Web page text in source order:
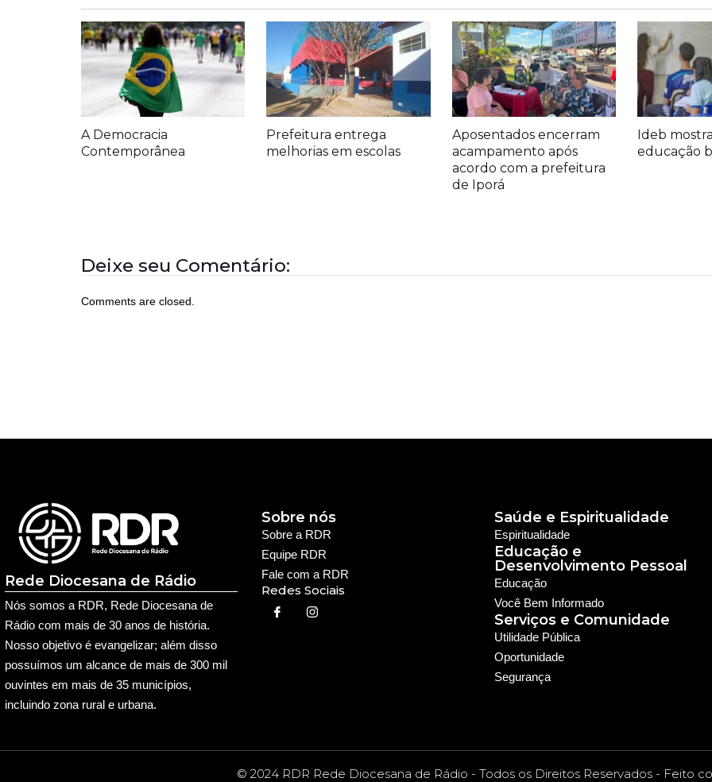
A Democracia
Contemporânea
Prefeitura entrega
melhorias em escolas
Aposentados encerram
acampamento após
acordo com a prefeitura
de Iporá
Ideb
educação
Deixe seu Comentário:
Comments are closed.
Rede Diocesana de Rádio
Nós somos a RDR, Rede Diocesana de
Rádio com mais de 30 anos de história.
Nosso objetivo é evangelizar; além disso
possuímos um alcance de mais de 300 mil
ouvintes em mais de 35 municípios,
incluindo zona rural e urbana.
Sobre a RDR
Equipe RDR
Fale com a RDR
Redes Sociais
Sobre nós Saúde e Espiritualidade
Espiritualidade
Educação e
Desenvolvimento Pessoal
Educação
Você Bem Informado
Serviços e Comunidade
Utilidade Pública
Oportunidade
Segurança
© 2024 RDR Rede Diocesana de Rádio - Todos os Direitos Reservados - Feito